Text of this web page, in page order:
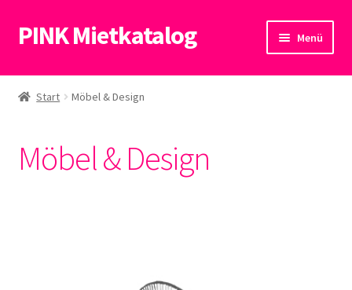
Zur
Navigation
Zum
Inhalt
PINK Mietkatalog Menü
Start
Start Möbel & Design
Möbel & Design